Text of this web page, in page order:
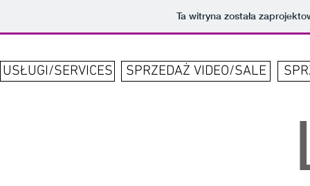
Ta witryna została
USŁUGI/SERVICES SPRZEDAŻ VIDEO/SALE